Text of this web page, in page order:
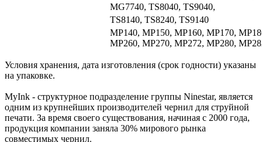
MG7740, TS8040, TS9040,
TS8140, TS8240, TS9140
MP140, MP150, MP160, MP170,
MP260, MP270, MP272, MP280,
Условия хранения, дата изготовления (срок годности) указаны
на упаковке.
MyInk - структурное подразделение группы Ninestar, является
одним из крупнейших производителей чернил для струйной
печати. За время своего существования, начиная с 2000 года,
продукция компании заняла 30% мирового рынка
совместимых чернил.